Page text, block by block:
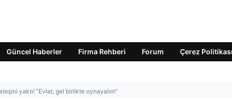
Güncel Haberler Firma Rehberi Forum Çerez Politikası
yaktı! “Evlat, gel birlikte oynayalım”